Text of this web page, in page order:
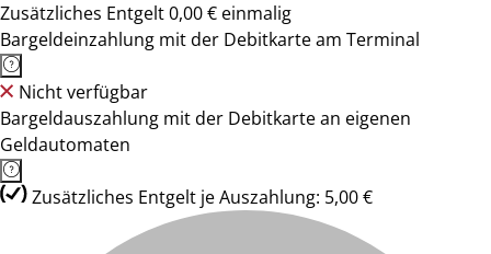
Zusätzliches Entgelt 0,00 € einmalig
Bargeldeinzahlung mit der Debitkarte am Terminal
Nicht verfügbar
Bargeldauszahlung mit der Debitkarte an eigenen
Geldautomaten
Zusätzliches Entgelt je Auszahlung: 5,00 €